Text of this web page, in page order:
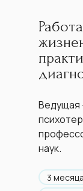
Ведущая
наук.
3 месяца